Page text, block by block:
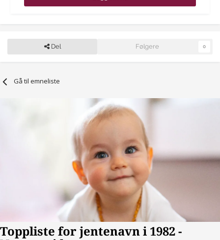
Del Følgere 0
Gå til emneliste